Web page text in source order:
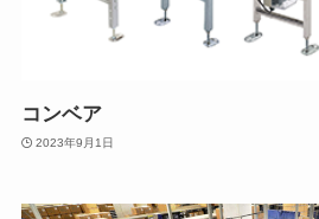
コンベア
2023年9月1日